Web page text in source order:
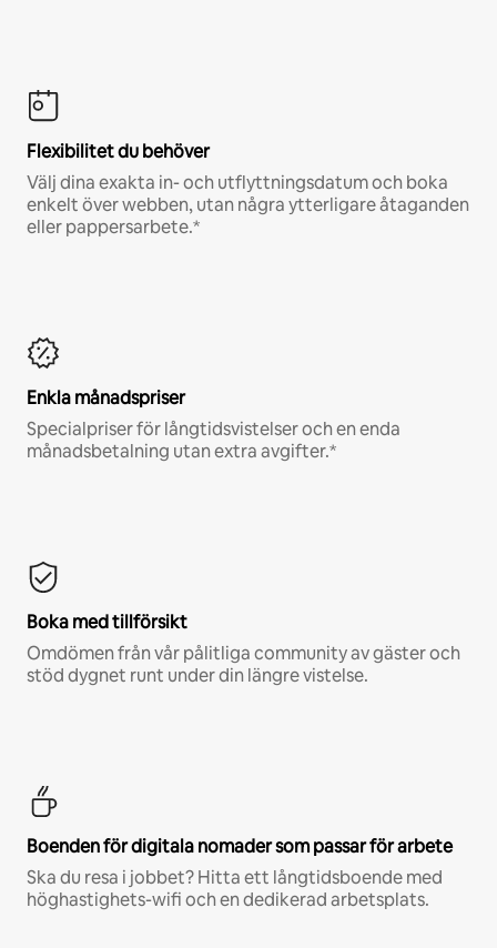
Flexibilitet du behöver
Välj dina exakta in- och utflyttningsdatum och boka
enkelt över webben, utan några ytterligare åtaganden
eller pappersarbete.*
Enkla månadspriser
Specialpriser för långtidsvistelser och en enda
månadsbetalning utan extra avgifter.*
Boka med tillförsikt
Omdömen från vår pålitliga community av gäster och
stöd dygnet runt under din längre vistelse.
Boenden för digitala nomader som passar för arbete
Ska du resa i jobbet? Hitta ett långtidsboende med
höghastighets-wifi och en dedikerad arbetsplats.